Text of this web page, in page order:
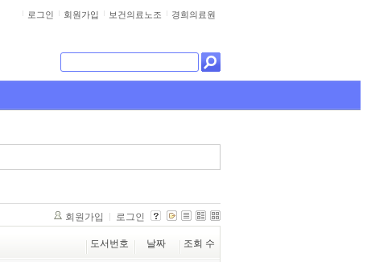
로그인 회원가입 보건의료노조 경희의료원
회원가입 로그인
도서번호 날짜 조회 수